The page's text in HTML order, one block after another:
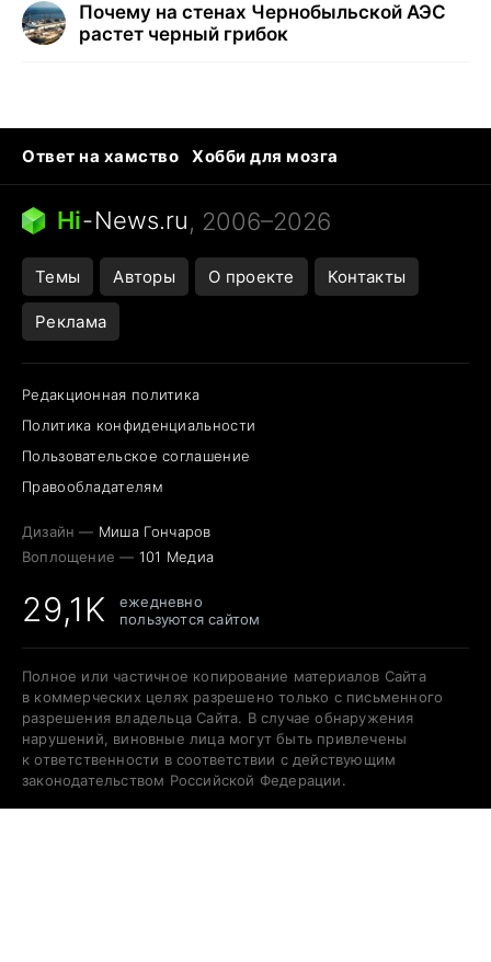
Почему на стенах Чернобыльской АЭС
растет черный грибок
Ответ на хамство
Хобби для мозга
Бензин 100 и 95
Тунцы в океанариуме
Следующая пандемия
Hi-News.ru, 2006–2026
Темы Авторы О проекте Контакты
Реклама
Редакционная политика
Политика конфиденциальности
Пользовательское соглашение
Правообладателям
Дизайн — Миша Гончаров
Воплощение — 101 Медиа
29,1K
ежедневно
пользуются сайтом
Полное или частичное копирование материалов Сайта
в коммерческих целях разрешено только с письменного
разрешения владельца Сайта. В случае обнаружения
нарушений, виновные лица могут быть привлечены
к ответственности в соответствии с действующим
законодательством Российской Федерации.